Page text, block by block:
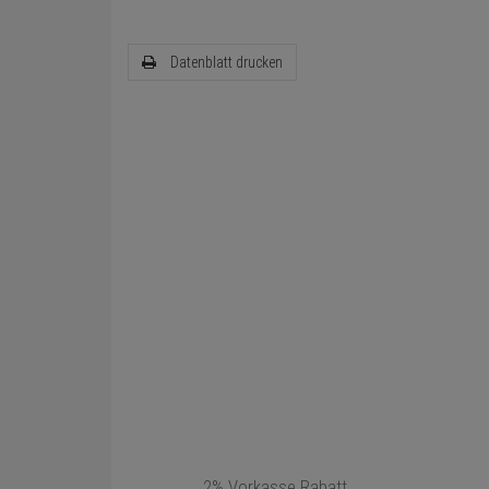
Datenblatt drucken